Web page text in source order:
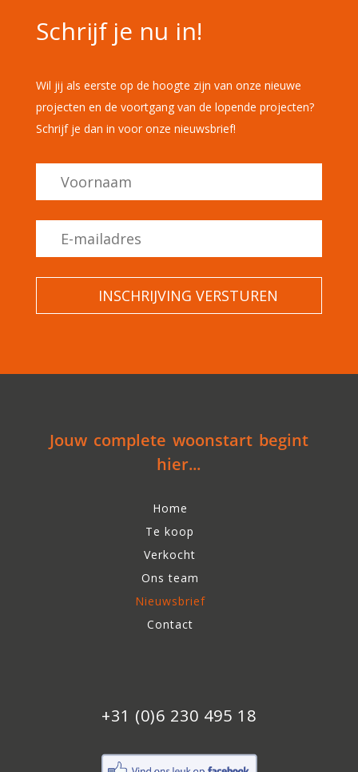
Schrijf je nu in!
Wil jij als eerste op de hoogte zijn van onze nieuwe
projecten en de voortgang van de lopende projecten?
Schrijf je dan in voor onze nieuwsbrief!
Jouw complete woonstart begint
hier...
Home
Te koop
Verkocht
Ons team
Nieuwsbrief
Contact
+31 (0)6 230 495 18